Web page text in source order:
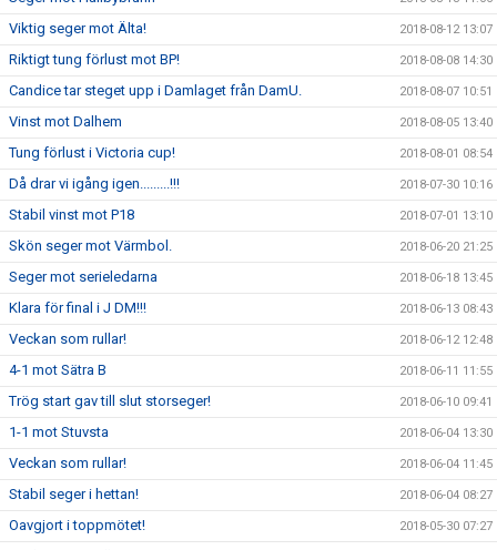
Viktig seger mot Älta! 2018-08-12 13:07
Riktigt tung förlust mot BP! 2018-08-08 14:30
Candice tar steget upp i Damlaget från DamU. 2018-08-07 10:51
Vinst mot Dalhem 2018-08-05 13:40
Tung förlust i Victoria cup! 2018-08-01 08:54
Då drar vi igång igen.........!!! 2018-07-30 10:16
Stabil vinst mot P18 2018-07-01 13:10
Skön seger mot Värmbol. 2018-06-20 21:25
Seger mot serieledarna 2018-06-18 13:45
Klara för final i J DM!!! 2018-06-13 08:43
Veckan som rullar! 2018-06-12 12:48
4-1 mot Sätra B 2018-06-11 11:55
Trög start gav till slut storseger! 2018-06-10 09:41
1-1 mot Stuvsta 2018-06-04 13:30
Veckan som rullar! 2018-06-04 11:45
Stabil seger i hettan! 2018-06-04 08:27
Oavgjort i toppmötet! 2018-05-30 07:27